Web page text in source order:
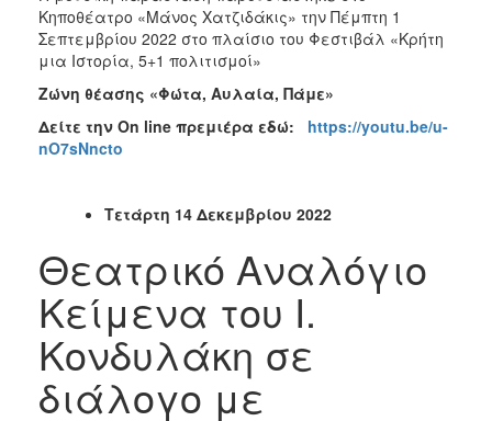
Κηποθέατρο «Μάνος Χατζιδάκις» την Πέμπτη 1
Σεπτεμβρίου 2022 στο πλαίσιο του Φεστιβάλ «Κρήτη
μια Ιστορία, 5+1 πολιτισμοί»
Ζώνη θέασης «Φώτα, Αυλαία, Πάμε»
Δείτε την On line πρεμιέρα εδώ:
https://youtu.be/u-
nO7sNncto
Τετάρτη 14 Δεκεμβρίου 2022
Θεατρικό Αναλόγιο
Κείμενα του Ι.
Κονδυλάκη σε
διάλογο με